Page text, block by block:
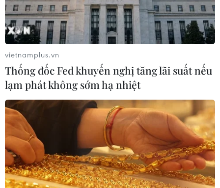
Singapore tạm ngừng mọi cuộc tập trận ở
nước ngoài vì COVID-19
vietnamplus.vn
Thống đốc Fed khuyến nghị tăng lãi suất nếu
lạm phát không sớm hạ nhiệt